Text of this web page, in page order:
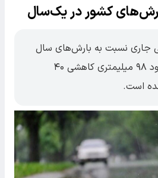
جاری نسبت به بارش‌های سال
آبی گذشته با افت حدود ۹۸ میلیمتری کاهشی ۴۰
است.